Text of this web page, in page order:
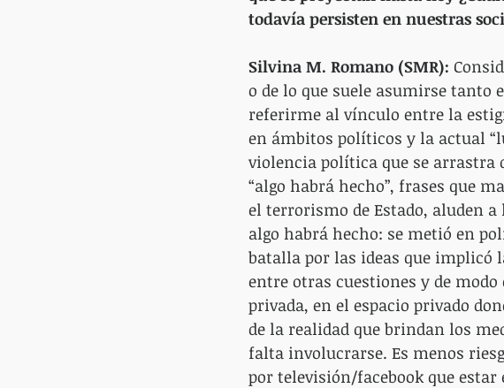
todavía persisten en nuestras
Silvina M. Romano (SMR):
o de lo que suele asumirse tanto
referirme al vínculo entre la
en ámbitos políticos y la actual
violencia política que se arrastra
“algo habrá hecho”, frases que
el terrorismo de Estado, aluden
algo habrá hecho: se metió en
batalla por las ideas que implicó
entre otras cuestiones y de
privada, en el espacio privado
de la realidad que brindan los
falta involucrarse. Es menos
por televisión/facebook que